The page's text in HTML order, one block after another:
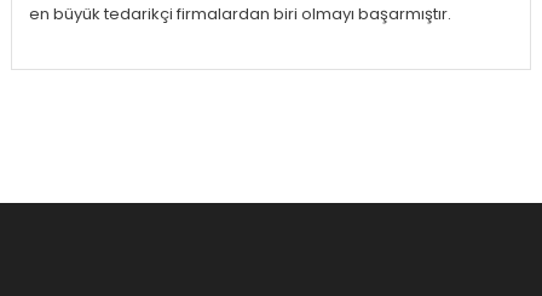
en büyük tedarikçi firmalardan biri olmayı başarmıştır.